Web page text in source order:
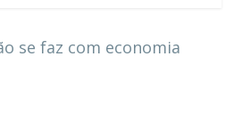
se faz com economia